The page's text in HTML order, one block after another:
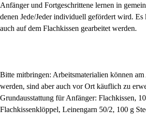
Anfänger und Fortgeschrittene lernen in
denen Jede/Jeder individuell gefördert wird.
auch auf dem Flachkissen gearbeitet werden.
Bitte mitbringen: Arbeitsmaterialien können am
werden, sind aber auch vor Ort käuflich zu
Grundausstattung für Anfänger: Flachkissen,
Flachkissenklöppel, Leinengarn 50/2, 100 g